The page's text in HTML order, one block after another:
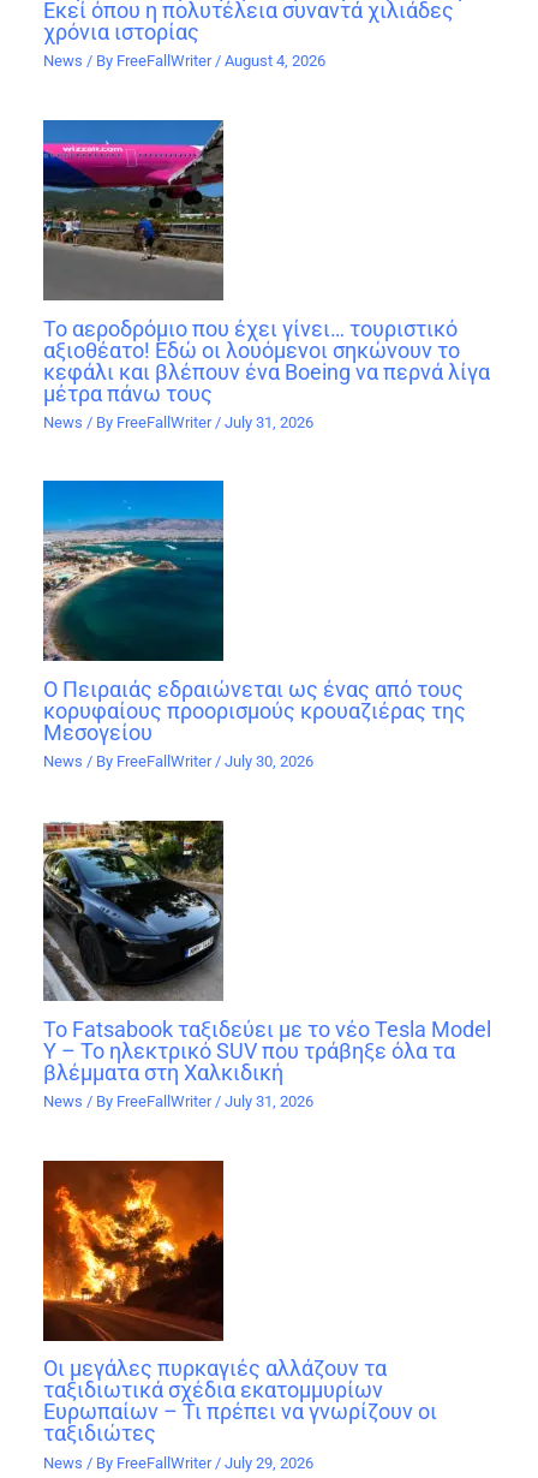
Εκεί όπου η πολυτέλεια συναντά χιλιάδες
χρόνια ιστορίας
News / By FreeFallWriter/August 4, 2026
Το αεροδρόμιο που έχει γίνει… τουριστικό
αξιοθέατο! Εδώ οι λουόμενοι σηκώνουν το
κεφάλι και βλέπουν ένα Boeing να περνά λίγα
μέτρα πάνω τους
News / By FreeFallWriter /July 31, 2026
Ο Πειραιάς εδραιώνεται ως ένας από τους
κορυφαίους προορισμούς κρουαζιέρας της
Μεσογείου
News / By FreeFallWriter/July 30, 2026
Το Fatsabook ταξιδεύει με το νέο Tesla Model
Y – Το ηλεκτρικό SUV που τράβηξε όλα τα
βλέμματα στη Χαλκιδική
News / By FreeFallWriter /July 31, 2026
Οι μεγάλες πυρκαγιές αλλάζουν τα
ταξιδιωτικά σχέδια εκατομμυρίων
Ευρωπαίων – Τι πρέπει να γνωρίζουν οι
ταξιδιώτες
News / By FreeFallWriter /July 29, 2026